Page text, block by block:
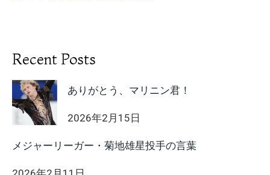
Recent Posts
ありがとう、マリニン君！
2026年2月15日
メジャーリーガー・菊地雄星投手の言葉